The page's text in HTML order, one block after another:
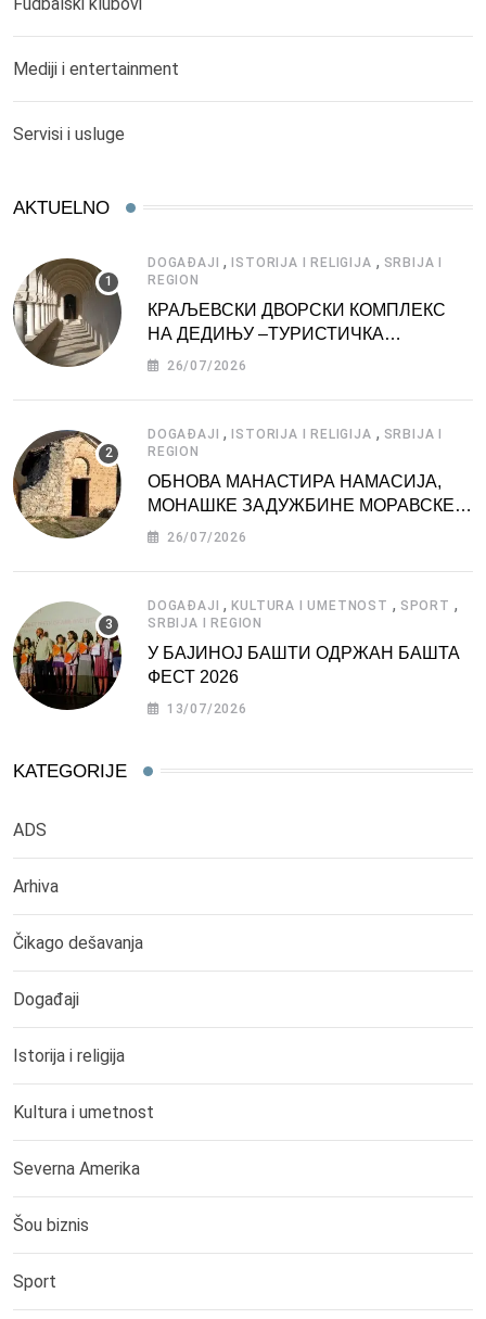
Mediji i entertainment
Servisi i usluge
AKTUELNO
DOGAĐAJI ,ISTORIJA I RELIGIJA , SRBIJA I
REGION
КРАЉЕВСКИ ДВОРСКИ КОМПЛЕКС
НА ДЕДИЊУ –ТУРИСТИЧКА
АТРАКЦИЈА
26/07/2026
DOGAĐAJI ,ISTORIJA I RELIGIJA , SRBIJA I
REGION
ОБНОВА МАНАСТИРА НАМАСИЈА,
МОНАШКЕ ЗАДУЖБИНЕ МОРАВСКЕ
СРБИЈЕ
26/07/2026
DOGAĐAJI ,KULTURA I UMETNOST , SPORT ,
SRBIJA I REGION
У БАЈИНОЈ БАШТИ ОДРЖАН БАШТА
ФЕСТ 2026
13/07/2026
KATEGORIJE
ADS
Arhiva
Čikago dešavanja
Događaji
Istorija i religija
Kultura i umetnost
Severna Amerika
Šou biznis
Sport